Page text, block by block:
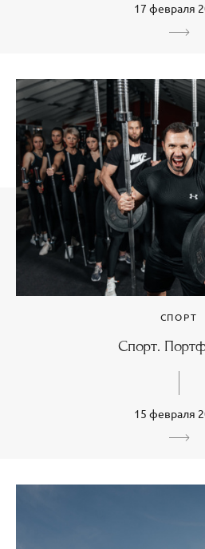
17 февраля
СПОРТ
Спорт.
15 февраля